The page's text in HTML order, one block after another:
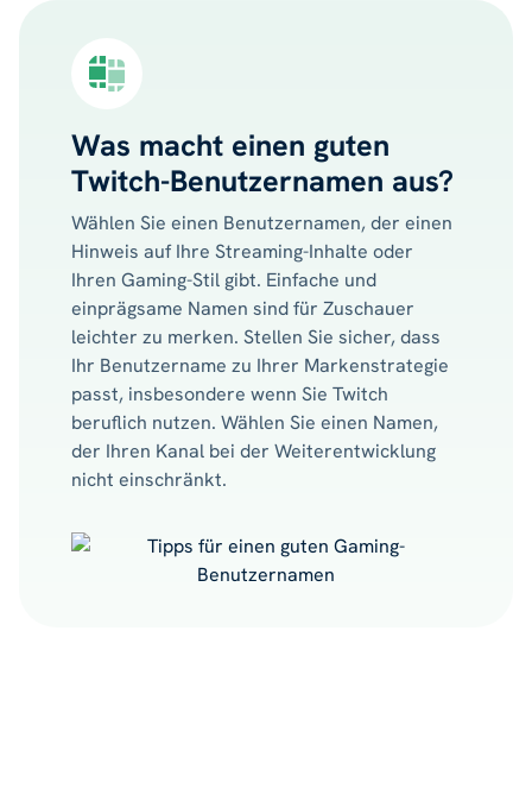
Was macht einen guten
Twitch-Benutzernamen aus?
Wählen Sie einen Benutzernamen, der einen
Hinweis auf Ihre Streaming-Inhalte oder
Ihren Gaming-Stil gibt. Einfache und
einprägsame Namen sind für Zuschauer
leichter zu merken. Stellen Sie sicher, dass
Ihr Benutzername zu Ihrer Markenstrategie
passt, insbesondere wenn Sie Twitch
beruflich nutzen. Wählen Sie einen Namen,
der Ihren Kanal bei der Weiterentwicklung
nicht einschränkt.